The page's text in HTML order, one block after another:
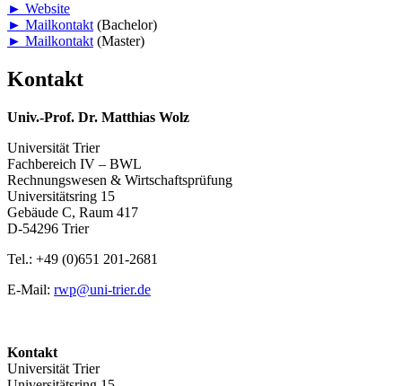
► Website
► Mailkontakt(Bachelor)
► Mailkontakt(Master)
Kontakt
Univ.-Prof. Dr. Matthias Wolz
Universität Trier
Fachbereich IV – BWL
Rechnungswesen & Wirtschaftsprüfung
Universitätsring 15
Gebäude C, Raum 417
D-54296 Trier
Tel.: +49 (0)651 201-2681
E-Mail: rwp@uni-trier.de
Kontakt
Universität Trier